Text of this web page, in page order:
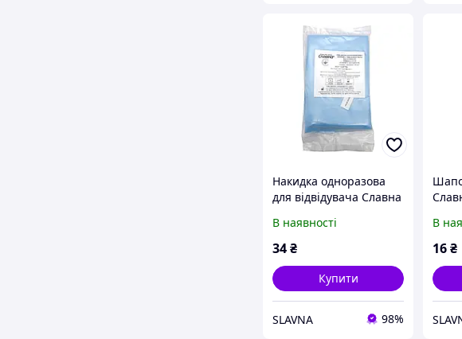
Накидка одноразова
для відвідувача Славна
В наявності
34₴
Купити
SLAVNA 98%
В
16₴